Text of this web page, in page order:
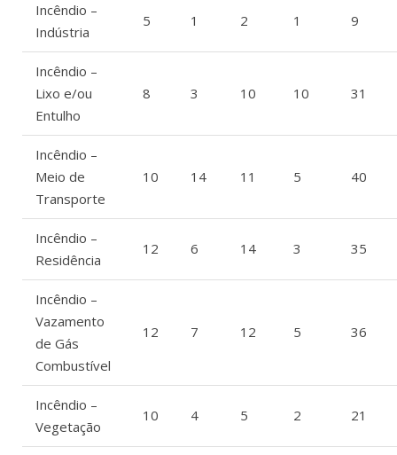
Incêndio –
Indústria
5 1 2 1 9
Incêndio –
Lixo e/ou
Entulho
8 3 10 10 31
Incêndio –
Meio de
Transporte
10 14 11 5 40
Incêndio –
Residência
12 6 14 3 35
Incêndio –
Vazamento
de Gás
Combustível
12 7 12 5 36
Incêndio –
Vegetação
10 4 5 2 21